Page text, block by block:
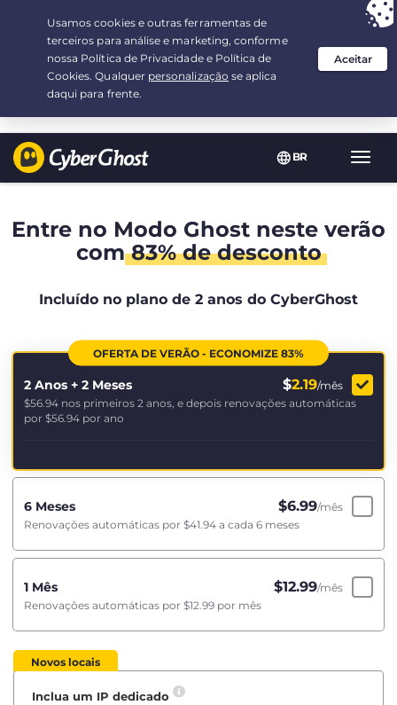
BR
Sua escolha: a melhor ofertapor 2.1666666666667-ano(s) a $
/mês
Entre no Modo Ghost neste verão
com83% de desconto
Incluído no plano de 2 anos do CyberGhost
OFERTA DE VERÃO - ECONOMIZE 83%
2 Anos + 2 Meses $2.19/mês
$56.94 nos primeiros 2 anos, e depois renovações automáticas
por $56.94 por ano
6 Meses $6.99/mês
Renovações automáticas por $41.94 a cada 6 meses
1 Mês $12.99/mês
Renovações automáticas por $12.99 por mês
Novos locais
Inclua um IP dedicado